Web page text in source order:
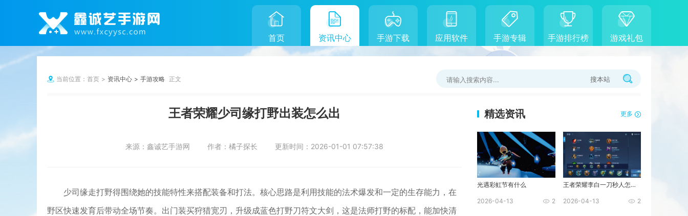
首页 资讯中心 手游下载 应用软件 手游专辑 手游排行榜 游戏礼包
当前位置： 首页 资讯中心 手游攻略 正文 搜本站
王者荣耀​少司缘打野出装怎么出
来源： 鑫诚艺手游网 作者： 橘子探长 更新时间： 2026-01-01 07:57:38
少司缘走打野得围绕她的技能特性来搭配装备和打法。核心思路是利用技能的法术爆发和一定的生存能力，在
野区快速发育后带动全场节奏。出门装买狩猎宽刃，升级成蓝色打野刀符文大剑，这是法师打野的标配，能加快清
精选资讯 更多
光遇彩虹节有什么
2026-04-13 2
王者荣耀李白一刀秒人怎么出装
2026-04-13 2